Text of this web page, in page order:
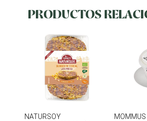
PRODUCTOS
NATURSOY MOMMUS